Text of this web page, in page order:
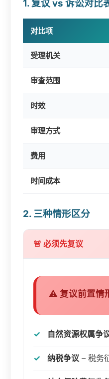
1. 复议 vs 诉讼对比
对比项
受理机关
审查范围
时效
审理方式
费用
时间成本
2. 三种情形区分
🚨 必须先复议
⚠️ 复议前置情
自然资源权属争
纳税争议 – 税务